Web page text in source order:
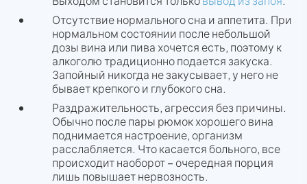
Отсутствие нормального сна и аппетита. При
нормальном состоянии после небольшой
дозы вина или пива хочется есть, поэтому к
алкоголю традиционно подается закуска.
Запойный никогда не закусывает, у него не
бывает крепкого и глубокого сна.
Раздражительность, агрессия без причины.
Обычно после пары рюмок хорошего вина
поднимается настроение, организм
расслабляется. Что касается больного, все
происходит наоборот – очередная порция
лишь повышает нервозность.